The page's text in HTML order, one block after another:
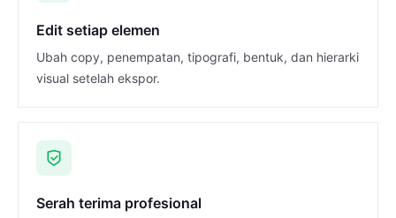
Edit setiap elemen
Ubah copy, penempatan, tipografi, bentuk, dan hierarki
visual setelah ekspor.
Serah terima profesional